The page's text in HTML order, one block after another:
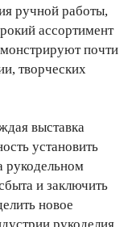
ручной работы,
ассортимент
почти
творческих
выставка
установить
рукодельном
и заключить
новое